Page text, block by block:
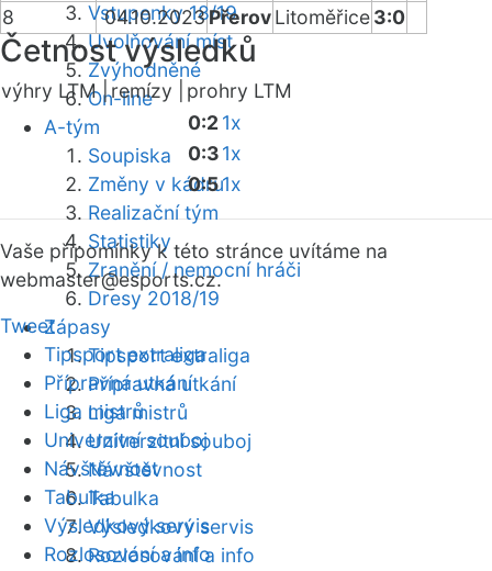
Vstupenky 18/19
Uvolňování míst
Zvýhodněné
On-line
A-tým
Soupiska
Změny v kádru
Realizační tým
Statistiky
Zranění / nemocní hráči
Dresy 2018/19
Zápasy
Tipsport extraliga
Přípravná utkání
Liga mistrů
Univerzitní souboj
Návštěvnost
Tabulka
Výsledkový servis
Rozlosování a info
8
04.10.2023PřerovLitoměřice3:0
Četnost výsledků
výhry LTM |remízy |
prohry LTM
0:21x
0:31x
0:51x
Vaše připomínky k této stránce uvítáme na
webmaster@esports.cz.
Tweet
Tipsport extraliga
Přípravná utkání
Liga mistrů
Univerzitní souboj
Návštěvnost
Tabulka
Výsledkový servis
Rozlosování a info